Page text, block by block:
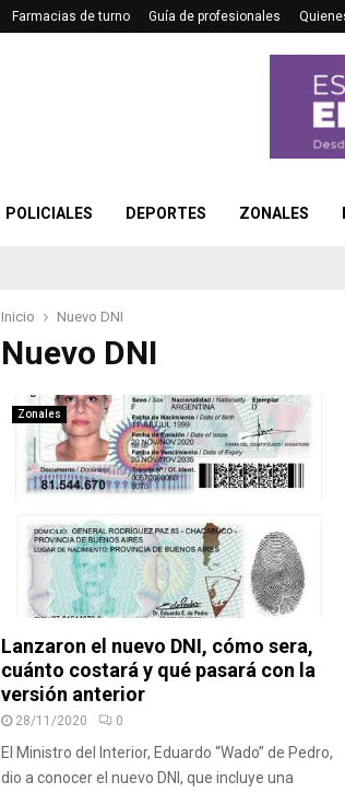
Farmacias de turno Guía de profesionales
POLICIALES DEPORTES ZONALES
Inicio Nuevo DNI
Nuevo DNI
Zonales
Lanzaron el nuevo DNI, cómo sera,
cuánto costará y qué pasará con la
versión anterior
28/11/2020 0
El Ministro del Interior, Eduardo “Wado” de Pedro,
dio a conocer el nuevo DNI, que incluye una